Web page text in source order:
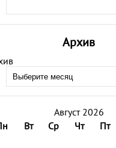
Архив
Август 2026
Вт Ср Чт Пт